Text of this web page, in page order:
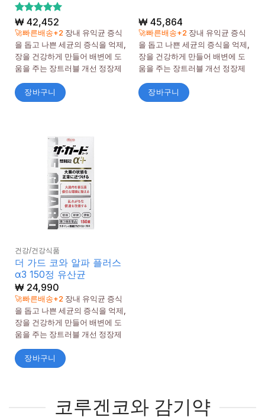
5 중에서
5로 평가
됨
₩42,452
🚀빠른배송+2 장내 유익균 증식
을 돕고 나쁜 세균의 증식을 억제,
장을 건강하게 만들어 배변에 도
움을 주는 장트러블 개선 정장제
장바구니
₩45,864
🚀빠른배송+2 장내 유익균 증식
을 돕고 나쁜 세균의 증식을 억제,
장을 건강하게 만들어 배변에 도
움을 주는 장트러블 개선 정장제
장바구니
건강/건강식품
더 가드 코와 알파 플러스
α3 150정 유산균
₩24,990
🚀빠른배송+2 장내 유익균 증식
을 돕고 나쁜 세균의 증식을 억제,
장을 건강하게 만들어 배변에 도
움을 주는 장트러블 개선 정장제
장바구니
코루겐코와 감기약